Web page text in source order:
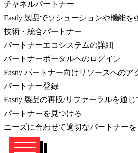
チャネルパートナー
Fastly 製品でソシューションや機能を
技術・統合パートナー
パートナーエコシステムの詳細
パートナーポータルへのログイン
Fastly パートナー向けリソースへのア
パートナー登録
Fastly 製品の再販/リファーラルを通
パートナーを見つける
ニーズに合わせて適切なパートナーを